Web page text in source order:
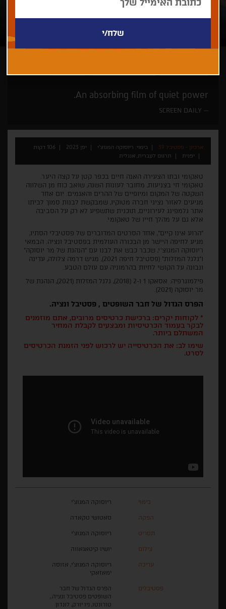
An absorbing film of quiet power.
SCREEN DAILY
ארכיון - פסטיבל 39 בימוי: ריוסוקה המגוצ'י יפן 2023
106 דקות
יפנית
תרגום לעברית, אנגלית
טאקומי ובתו הצעירה האנה חיים בכפר קטן על קצה היער.
טאקומי חי בצניעות, מחובר לעונות השנה, שואב כוח מן השלווה
השקטה של המקום ומיופיים של ההרים והאגמים. יום אחד
מגיעים לאזור נציגי חברה מטוקיו, שמבקשת לבנות סמוך לביתו
אתר גלמפינג לעירוניים, תוכנית שתשפיע לא רק על הסביבה
אלא גם על מהלך חייו של טאקומי.
"הרוע אינו קיים", אחד הסרטים המדוברים של פסטיבלי הסתיו,
מגיע לחיפה היישר מן הבכורה העולמית בפסטיבל ונציה. הבמאי
ריוסוקה המגוצ'י, שכבר כבש את לבנו עם "הנהגת של מר יוסוקה"
ו"גלגל המזלות" (פסטיבל חיפה 2021), מגיש דרמה צלולה, עדינה
ונבונה על הקושי לחיות בהרמוניה עם עולם הטבע.
פילמוגרפיה: אסאקו 1 ו-2 (2018), גלגל המזלות (2021), הנהגת של
מר יוסוקה (2021).
הפרס הגדול של חבר השופטים , פסטיבל ונציה.
* לקוחות יקרים: ברכישת כרטיסים מרובים, אתם מוזמנים
לבקר בעמוד הכרטיסיות ומבצעים לקבלת המחיר
המשתלם ביותר.
שימו לב: את הכרטיסייה יש לרכוש לפני הזמנת הכרטיסים
לסרט.
בימוי ריוסוקה המגוצ'י
הפקה סאטושי טקאדה
תסריט ריוסוקה המגוצ'י
צילום יושיו קיטאגאווה
עריכה
ריוסוקה המגוצ'י, אזוסה
ימאזאקי
פסטיבלים
הפרס הגדול של חבר
השופטים פסטיבל ונציה.,
טורונטו, ניו יורק, לונדון